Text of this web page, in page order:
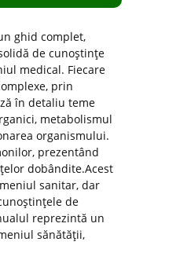
ghid complet,
de cunoștințe
medical. Fiecare
prin
în detaliu teme
metabolismul
organismului.
prezentând
dobândite.Acest
sanitar, dar
de
reprezintă un
sănătății,